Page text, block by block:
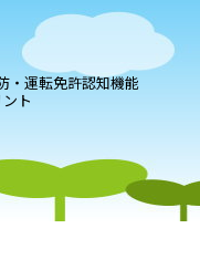
・運転免許認知機能
ト